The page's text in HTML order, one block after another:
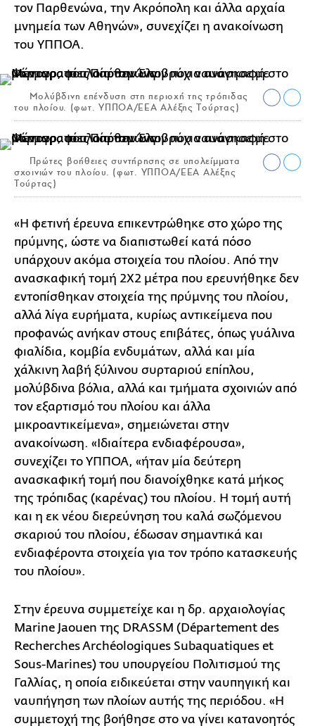
τον Παρθενώνα, την Ακρόπολη και άλλα αρχαία
μνημεία των Αθηνών», συνεχίζει η ανακοίνωση
του ΥΠΠΟΑ.
Μολύβδινη επένδυση στη περιοχή της τρόπιδας
του πλοίου. (φωτ. ΥΠΠΟΑ/ΕΕΑ Αλέξης Τούρτας)
Πρώτες βοήθειες συντήρησης σε υπολείμματα
σχοινιών του πλοίου. (φωτ. ΥΠΠΟΑ/ΕΕΑ Αλέξης
Τούρτας)
«Η φετινή έρευνα επικεντρώθηκε στο χώρο της
πρύμνης, ώστε να διαπιστωθεί κατά πόσο
υπάρχουν ακόμα στοιχεία του πλοίου. Από την
ανασκαφική τομή 2Χ2 μέτρα που ερευνήθηκε δεν
εντοπίσθηκαν στοιχεία της πρύμνης του πλοίου,
αλλά λίγα ευρήματα, κυρίως αντικείμενα που
προφανώς ανήκαν στους επιβάτες, όπως γυάλινα
φιαλίδια, κομβία ενδυμάτων, αλλά και μία
χάλκινη λαβή ξύλινου συρταριού επίπλου,
μολύβδινα βόλια, αλλά και τμήματα σχοινιών από
τον εξαρτισμό του πλοίου και άλλα
μικροαντικείμενα», σημειώνεται στην
ανακοίνωση. «Ιδιαίτερα ενδιαφέρουσα»,
συνεχίζει το ΥΠΠΟΑ, «ήταν μία δεύτερη
ανασκαφική τομή που διανοίχθηκε κατά μήκος
της τρόπιδας (καρένας) του πλοίου. Η τομή αυτή
και η εκ νέου διερεύνηση του καλά σωζόμενου
σκαριού του πλοίου, έδωσαν σημαντικά και
ενδιαφέροντα στοιχεία για τον τρόπο κατασκευής
του πλοίου».
Στην έρευνα συμμετείχε και η δρ. αρχαιολογίας
Marine Jaouen της DRASSM (Département des
Recherches Archéologiques Subaquatiques et
Sous-Marines) του υπουργείου Πολιτισμού της
Γαλλίας, η οποία ειδικεύεται στην ναυπηγική και
ναυπήγηση των πλοίων αυτής της περιόδου. «Η
συμμετοχή της βοήθησε στο να γίνει κατανοητός